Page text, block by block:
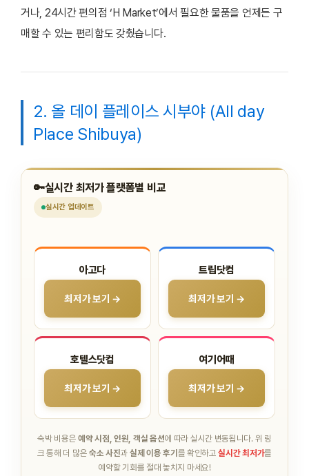
거나, 24시간 편의점 ‘H Market’에서 필요한 물품을 언제든 구
매할 수 있는 편리함도 갖췄습니다.
2. 올 데이 플레이스 시부야 (All day
Place Shibuya)
🔑실시간 최저가 플랫폼별 비교
실시간 업데이트
아고다
최저가 보기 →
트립닷컴
최저가 보기 →
호텔스닷컴
최저가 보기 →
여기어때
최저가 보기 →
숙박 비용은예약 시점, 인원, 객실 옵션에 따라 실시간 변동됩니다. 위 링
크 통해 더 많은 숙소 사진과 실제 이용 후기를 확인하고실시간 최저가를
예약할 기회를 절대 놓치지 마세요!